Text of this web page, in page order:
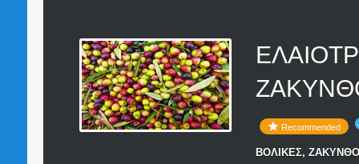
Recommended
ΒΟΛΙΚΕΣ,